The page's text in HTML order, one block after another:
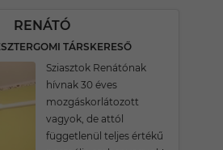
RENÁTÓ
TÁRSKERESŐ
Sziasztok Renátónak
hívnak 30 éves
mozgáskorlátozott
vagyok, de attól
függetlenül teljes értékű